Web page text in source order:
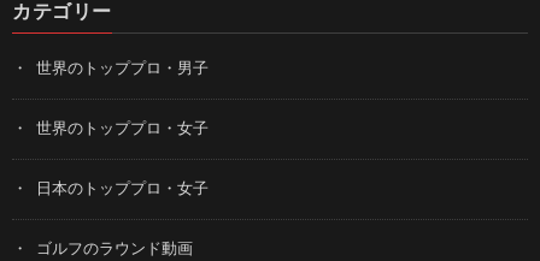
カテゴリー
世界のトッププロ・男子
世界のトッププロ・女子
日本のトッププロ・女子
ゴルフのラウンド動画